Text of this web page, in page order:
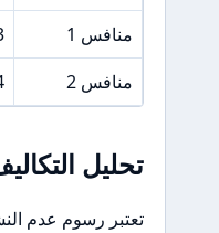
منافس 1
منافس 2
تحليل
تعتبر رسوم عدم